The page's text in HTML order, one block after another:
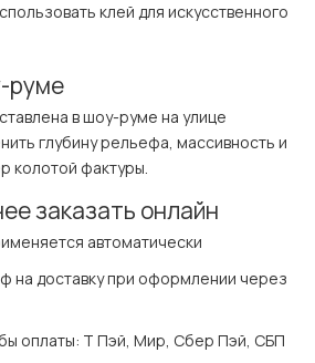
клей для искусственного
руме
в шоу-руме на улице
глубину рельефа, массивность и
колотой фактуры.
заказать онлайн
автоматически
на доставку при оформлении через
оплаты: Т Пэй, Мир, Сбер Пэй, СБП